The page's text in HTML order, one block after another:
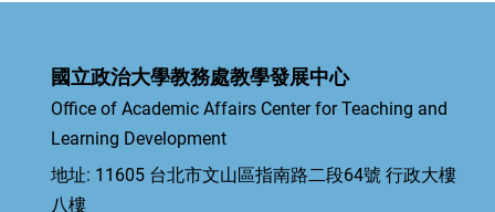
國立政治大學教務處教學發展中心
Office of Academic Affairs Center for Teaching and
Learning Development
地址: 11605 台北市文山區指南路二段64號 行政大樓
八樓